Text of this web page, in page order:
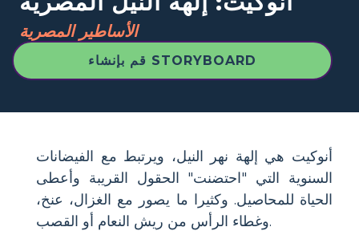
الأساطير المصرية
قم بإنشاء STORYBOARD
أنوكيت هي إلهة نهر النيل، ويرتبط مع الفيضانات
السنوية التي "احتضنت" الحقول القريبة وأعطى
الحياة للمحاصيل. وكثيرا ما يصور مع الغزال، عنخ،
وغطاء الرأس من ريش النعام أو القصب.